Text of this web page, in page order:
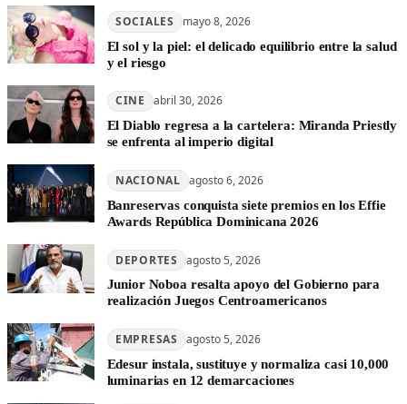
SOCIALES mayo 8, 2026
El sol y la piel: el delicado equilibrio entre la salud
y el riesgo
CINE abril 30, 2026
El Diablo regresa a la cartelera: Miranda Priestly
se enfrenta al imperio digital
NACIONAL agosto 6, 2026
Banreservas conquista siete premios en los Effie
Awards República Dominicana 2026
DEPORTES agosto 5, 2026
Junior Noboa resalta apoyo del Gobierno para
realización Juegos Centroamericanos
EMPRESAS agosto 5, 2026
Edesur instala, sustituye y normaliza casi 10,000
luminarias en 12 demarcaciones